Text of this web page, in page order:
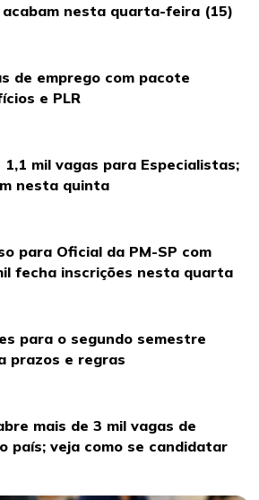
nesta quarta-feira (15)
de emprego com pacote
e PLR
mil vagas para Especialistas;
nesta quinta
para Oficial da PM-SP com
fecha inscrições nesta quarta
para o segundo semestre
prazos e regras
mais de 3 mil vagas de
país; veja como se candidatar